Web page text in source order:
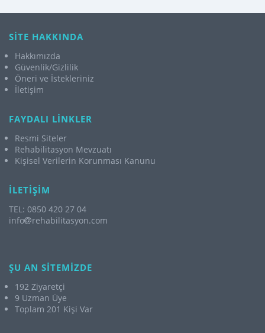
SİTE HAKKINDA
Hakkımızda
Güvenlik/Gizlilik
Öneri ve İstekleriniz
İletişim
FAYDALI LİNKLER
Resmi Siteler
Rehabilitasyon Mevzuatı
Kişisel Verilerin Korunması Kanunu
İLETİŞİM
TEL: 0850 420 27 04
info
rehabilitasyon.com
ŞU AN SİTEMİZDE
192 Ziyaretçi
9 Uzman Üye
Toplam 201 Kişi Var